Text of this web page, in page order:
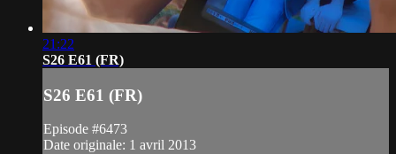
21:22
S26 E61 (FR)
S26 E61 (FR)
Episode #6473
Date originale: 1 avril 2013